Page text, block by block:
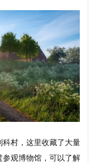
科村，这里收藏了大量
观博物馆，可以了解